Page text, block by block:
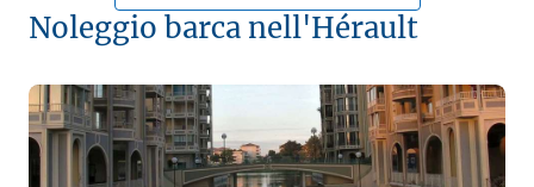
Noleggio barca nell'Hérault